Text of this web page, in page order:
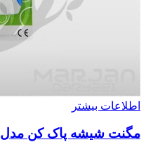
اطلاعات بیشتر
مگنت شیشه پاک کن مدل AQ04 برند AQUATEC